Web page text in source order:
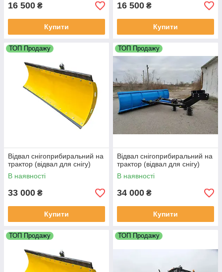
16 500 ₴
Купити
16 500 ₴
Купити
ТОП Продажу
Відвал снігоприбиральний на
трактор (відвал для снігу)
В наявності
33 000 ₴
Купити
ТОП Продажу
Відвал снігоприбиральний на
трактор (відвал для снігу)
В наявності
34 000 ₴
Купити
ТОП Продажу ТОП Продажу